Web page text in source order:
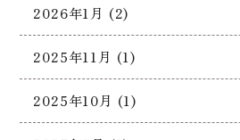
2026年1月 (2)
2025年11月 (1)
2025年10月 (1)